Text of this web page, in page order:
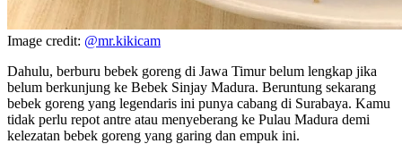
Image credit: @mr.kikicam
Dahulu, berburu bebek goreng di Jawa Timur belum lengkap jika
belum berkunjung ke Bebek Sinjay Madura. Beruntung sekarang
bebek goreng yang legendaris ini punya cabang di Surabaya. Kamu
tidak perlu repot antre atau menyeberang ke Pulau Madura demi
kelezatan bebek goreng yang garing dan empuk ini.